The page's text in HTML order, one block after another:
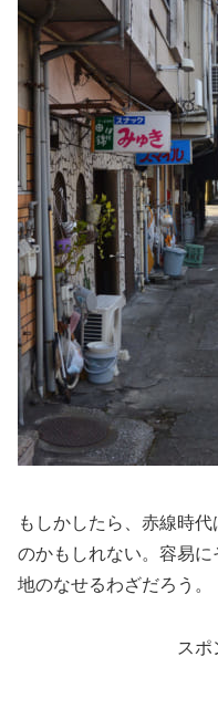
もしかしたら、赤線時
のかもしれない。容易
地のなせるわざだろう。
スポ